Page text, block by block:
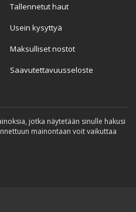
Tallennetut haut
Usein kysyttyä
Maksulliset nostot
Saavutettavuusseloste
jotka näytetään sinulle hakusi
mainontaan voit vaikuttaa